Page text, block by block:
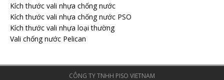
Kích thước vali nhựa chống nước
Kích thước vali nhựa chống nước PSO
Kích thước vali nhựa loại thường
Vali chống nước Pelican
CÔNG TY TNHH PISO VIETNAM